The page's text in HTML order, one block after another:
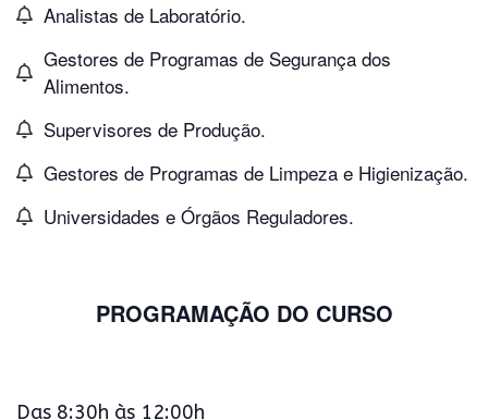
Analistas de Laboratório.
Gestores de Programas de Segurança dos
Alimentos.
Supervisores de Produção.
Gestores de Programas de Limpeza e Higienização.
Universidades e Órgãos Reguladores.
PROGRAMAÇÃO DO CURSO
Das 8:30h às 12:00h